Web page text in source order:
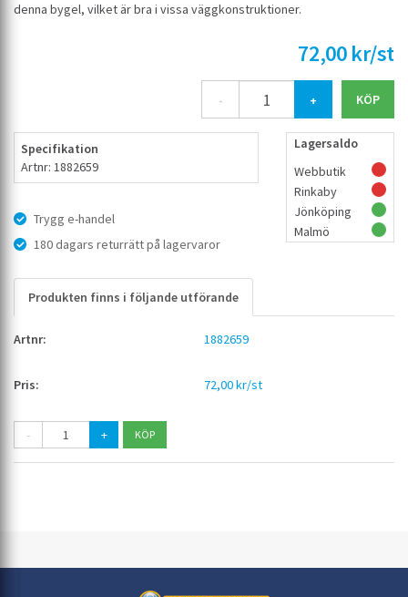
denna bygel, vilket är bra i vissa väggkonstruktioner.
72,00 kr/st
- +
Specifikation
Artnr: 1882659
Trygg e-handel
180 dagars returrätt på lagervaror
Lagersaldo
Webbutik
Rinkaby
Jönköping
Malmö
Produkten finns i följande utförande
1882659
72,00 kr/st
- +